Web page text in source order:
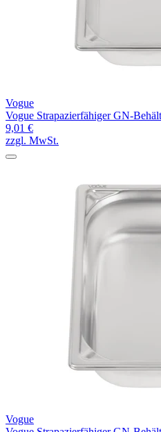
Vogue
Vogue Strapazierfähiger GN-
9,01 €
zzgl. MwSt.
Vogue